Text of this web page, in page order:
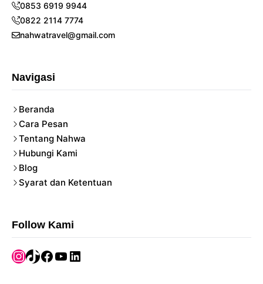
0853 6919 9944
0822 2114 7774
nahwatravel@gmail.com
Navigasi
Beranda
Cara Pesan
Tentang Nahwa
Hubungi Kami
Blog
Syarat dan Ketentuan
Follow Kami
Instagram
TikTok
Facebook
YouTube
LinkedIn